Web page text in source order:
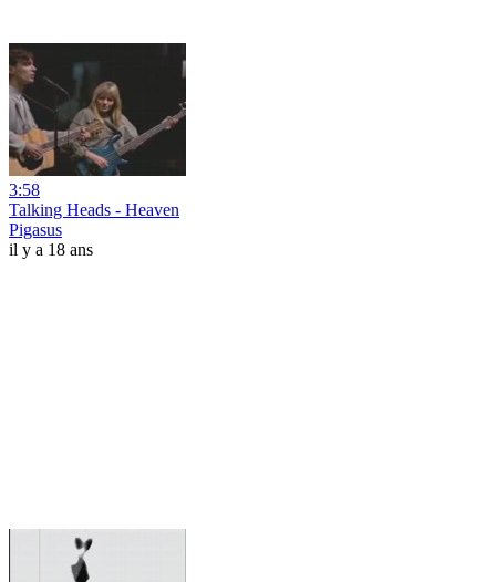
3:58
Talking Heads - Heaven
Pigasus
il y a 18 ans